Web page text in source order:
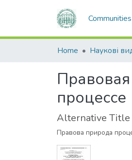
Home
процессе
Alternative Title
Правова природа